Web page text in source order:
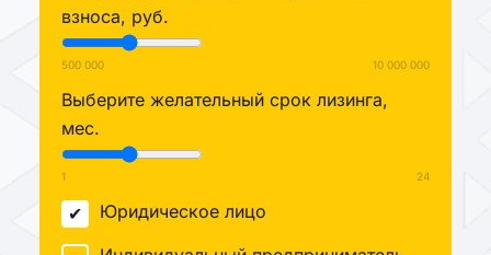
взноса, руб.
500 000 10 000 000
Выберите желательный срок лизинга,
мес.
1 24
Юридическое лицо